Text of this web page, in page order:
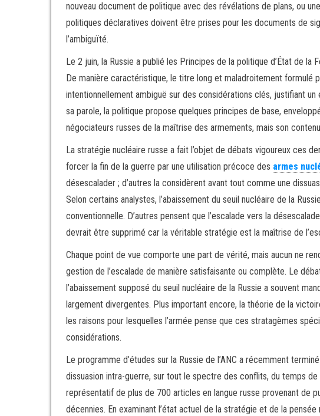
nouveau document de politique avec des révélations de plans, ou
politiques déclaratives doivent être prises pour les documents de
l’ambiguïté.
Le 2 juin, la Russie a publié les Principes de la politique d’État de la
De manière caractéristique, le titre long et maladroitement formulé
intentionnellement ambiguë sur des considérations clés, justifiant
sa parole, la politique propose quelques principes de base,
négociateurs russes de la maîtrise des armements, mais son
La stratégie nucléaire russe a fait l’objet de débats vigoureux ces
forcer la fin de la guerre par une utilisation précoce des armes
désescalader ; d’autres la considèrent avant tout comme une
Selon certains analystes, l’abaissement du seuil nucléaire de la
conventionnelle. D’autres pensent que l’escalade vers la
devrait être supprimé car la véritable stratégie est la maîtrise de
Chaque point de vue comporte une part de vérité, mais aucun ne
gestion de l’escalade de manière satisfaisante ou complète. Le
l’abaissement supposé du seuil nucléaire de la Russie a souvent
largement divergentes. Plus important encore, la théorie de la
les raisons pour lesquelles l’armée pense que ces stratagèmes
considérations.
Le programme d’études sur la Russie de l’ANC a récemment
dissuasion intra-guerre, sur tout le spectre des conflits, du temps
représentatif de plus de 700 articles en langue russe provenant de
décennies. En examinant l’état actuel de la stratégie et de la